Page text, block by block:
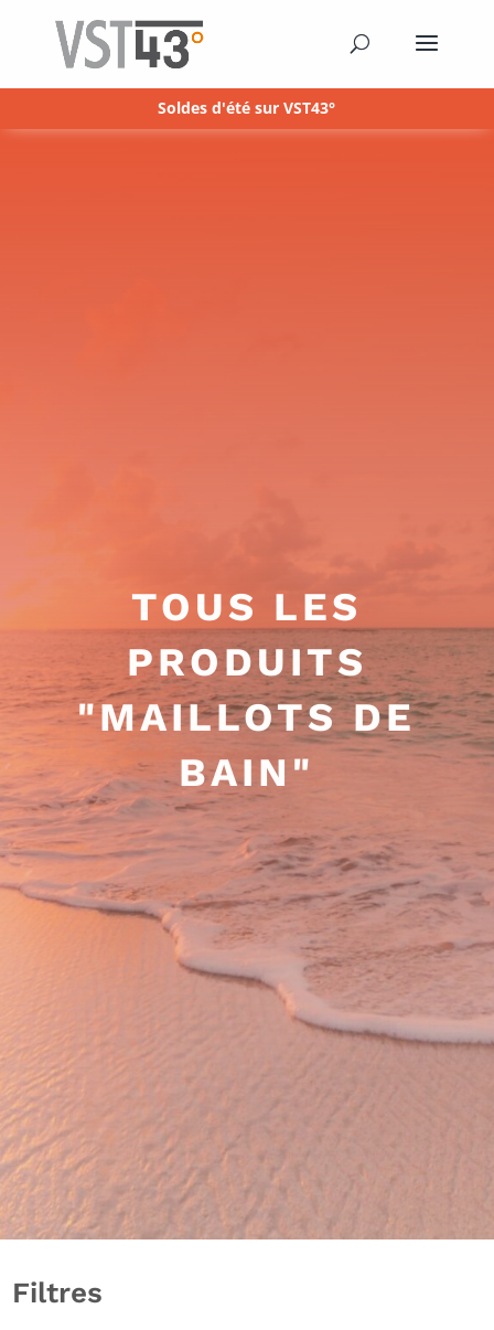
Soldes d'été sur VST43°
TOUS LES
PRODUITS
"MAILLOTS DE
BAIN"
Filtres